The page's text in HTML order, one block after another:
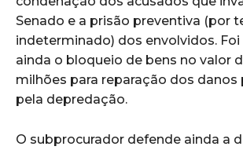
Senado e a prisão preventiva (por
indeterminado) dos envolvidos.
ainda o bloqueio de bens no valor
milhões para reparação dos danos
pela depredação.
O subprocurador defende ainda a